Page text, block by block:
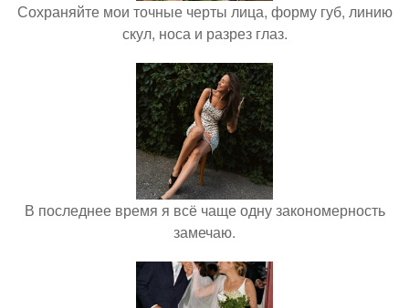
Сохраняйте мои точные черты лица, форму губ, линию
скул, носа и разрез глаз.
В последнее время я всё чаще одну закономерность
замечаю.